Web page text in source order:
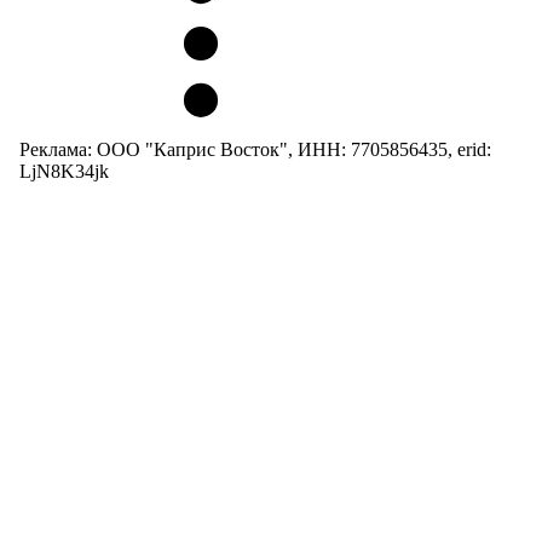
Реклама: ООО "Каприс Восток", ИНН: 7705856435, erid:
LjN8K34jk